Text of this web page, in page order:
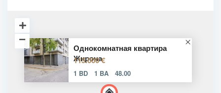
Однокомнатная квартира
Жирона
115.000 €
1 BD 1 BA 48.00